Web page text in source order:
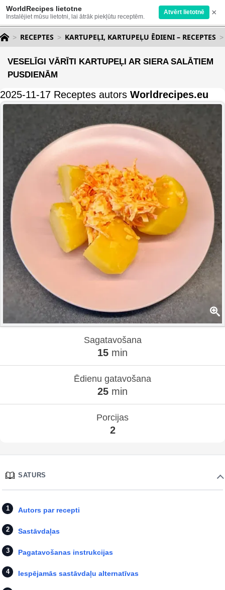
WorldRecipes lietotne
Instalējiet mūsu lietotni, lai ātrāk piekļūtu receptēm.
Atvērt lietotnē ×
RECEPTES KARTUPEĻI, KARTUPEĻU ĒDIENI – RECEPTES
VESELĪGI VĀRĪTI KARTUPEĻI AR SIERA SALĀTIEM
PUSDIENĀM
2025-11-17 Receptes autors Worldrecipes.eu
Sagatavošana
15 min
Ēdienu gatavošana
25 min
Porcijas
2
SATURS
Autors par recepti
Sastāvdaļas
Pagatavošanas instrukcijas
Iespējamās sastāvdaļu alternatīvas